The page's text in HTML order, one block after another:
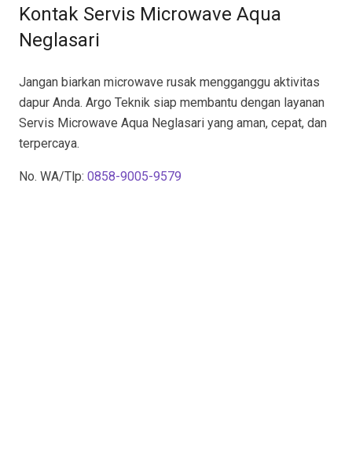
Kontak Servis Microwave Aqua
Neglasari
Jangan biarkan microwave rusak mengganggu aktivitas
dapur Anda. Argo Teknik siap membantu dengan layanan
Servis Microwave Aqua Neglasari yang aman, cepat, dan
terpercaya.
No. WA/Tlp: 0858-9005-9579